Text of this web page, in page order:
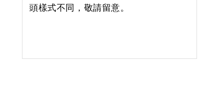
頭樣式不同，敬請留意。